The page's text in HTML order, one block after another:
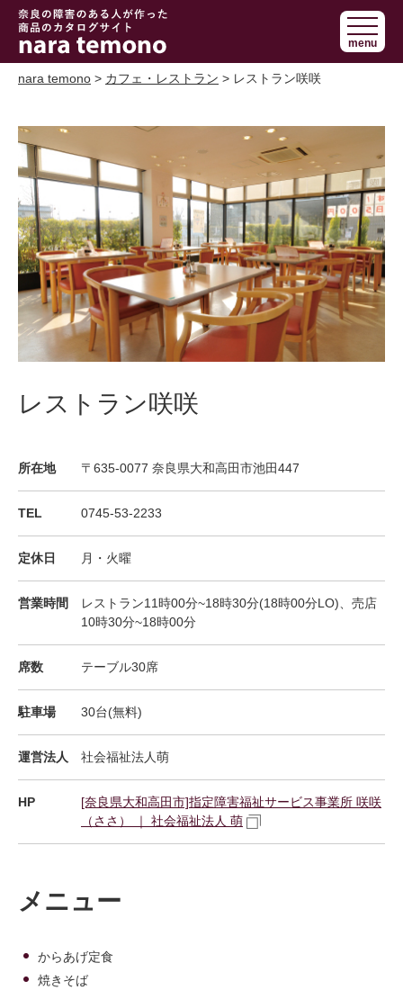
奈良で障害の
ある人の手作
り商品 nara
menu
nara temono > カフェ・レストラン > レストラン咲咲
レストラン咲咲
所在地 〒635-0077 奈良県大和高田市池田447
TEL 0745-53-2233
定休日 月・火曜
営業時間
レストラン11時00分~18時30分(18時00分LO)、売店
10時30分~18時00分
席数 テーブル30席
駐車場 30台(無料)
運営法人 社会福祉法人萌
HP
[奈良県大和高田市]指定障害福祉サービス事業所 咲咲
（ささ） ｜ 社会福祉法人 萌
メニュー
からあげ定食
焼きそば